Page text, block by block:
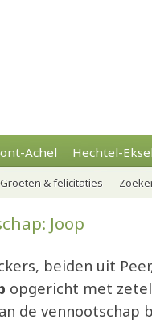
Achel Hechtel-
Groeten & felicitaties
Joop
beiden uit
opgericht met
de vennootschap